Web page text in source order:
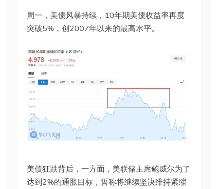
周一，美债风暴持续，10年期美债收益率再度
突破5%，创2007年以来的最高水平。
美债狂跌背后，一方面，美联储主席鲍威尔为了
达到2%的通胀目标，誓称将继续坚决维持紧缩